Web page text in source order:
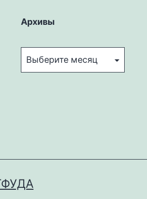
Архивы